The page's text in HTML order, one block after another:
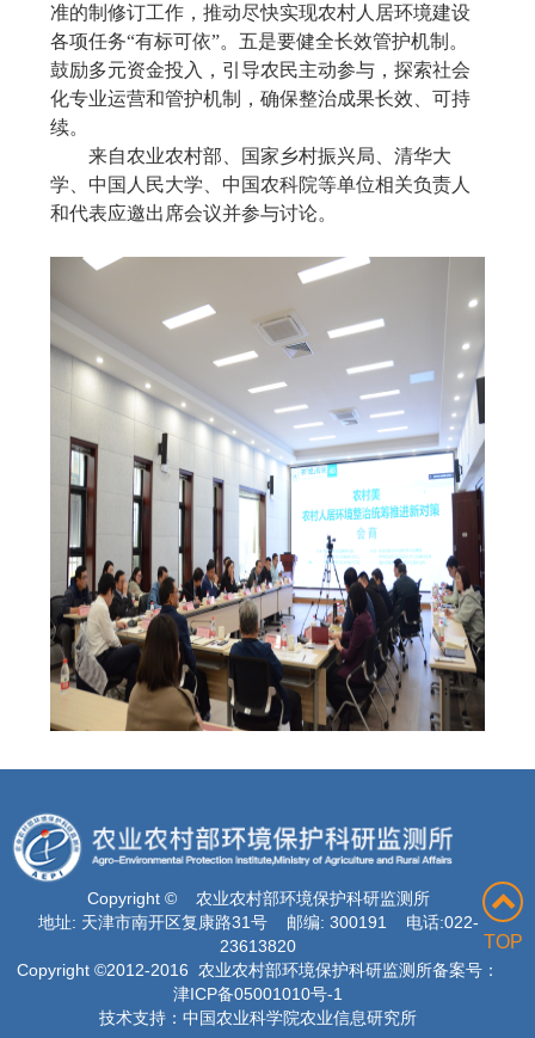
准的制修订工作，推动尽快实现农村人居环境建设
各项任务“有标可依”。五是要健全长效管护机制。
鼓励多元资金投入，引导农民主动参与，探索社会
化专业运营和管护机制，确保整治成果长效、可持
续。
来自农业农村部、 国家乡村振兴局、清华大
学、 中国人民大学、中国农科院等单位相关负责人
和代表应邀出席会议并参与讨论。
Copyright © 农业农村部环境保护科研监测所
地址: 天津市南开区复康路31号 邮编: 300191 电话:022-
23613820
Copyright ©2012-2016 农业农村部环境保护科研监测所备案号：
津ICP备05001010号-1
技术支持：中国农业科学院农业信息研究所
TOP